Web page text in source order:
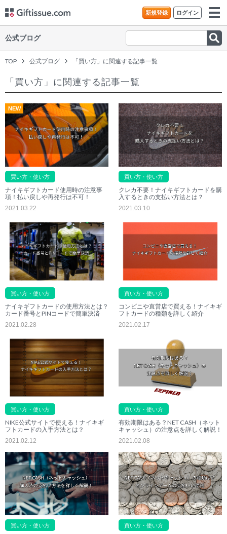
新規登録 ログイン
公式ブログ
TOP 公式ブログ 「買い方」に関連する記事一覧
「買い方」に関連する記事一覧
NEW
買い方・使い方
ナイキギフトカード使用時の注意事
項！払い戻しや再発行は不可！
2021.03.22
買い方・使い方
クレカ不要！ナイキギフトカードを購
入するときの支払い方法とは？
2021.03.10
買い方・使い方
ナイキギフトカードの使用方法とは？
カード番号とPINコードで簡単決済
2021.02.28
買い方・使い方
コンビニや直営店で買える！ナイキギ
フトカードの種類を詳しく紹介
2021.02.17
買い方・使い方
NIKE公式サイトで使える！ナイキギ
フトカードの入手方法とは？
2021.02.12
買い方・使い方
有効期限はある？NET CASH（ネット
キャッシュ）の注意点を詳しく解説！
2021.02.08
買い方・使い方 買い方・使い方